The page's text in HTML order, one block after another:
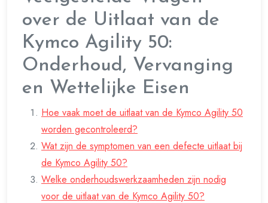
over de Uitlaat van de
Kymco Agility 50:
Onderhoud, Vervanging
en Wettelijke Eisen
Hoe vaak moet de uitlaat van de Kymco Agility 50
worden gecontroleerd?
Wat zijn de symptomen van een defecte uitlaat bij
de Kymco Agility 50?
Welke onderhoudswerkzaamheden zijn nodig
voor de uitlaat van de Kymco Agility 50?